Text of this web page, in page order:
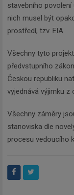
stavebního
nich musel být
prostředí, tzv. EIA.
Všechny tyto
předvstupního
Českou republiku
vyjednává výjimku z
Všechny záměry
stanoviska dle
procesu vedoucího